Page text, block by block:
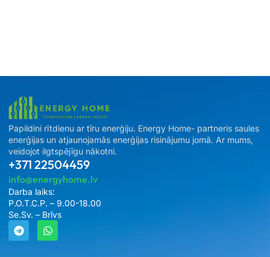
Papildini rītdienu ar tīru enerģiju. Energy Home- partneris saules
enerģijas un atjaunojamās enerģijas risinājumu jomā. Ar mums,
veidojot ilgtspējīgu nākotni.
+371 22504459
info@energyhome.lv
Darba laiks:
P.O.T.C.P. – 9.00-18.00
Se.Sv. – Brīvs